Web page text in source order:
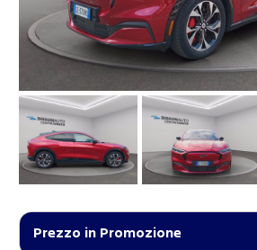
Prezzo in Promozione